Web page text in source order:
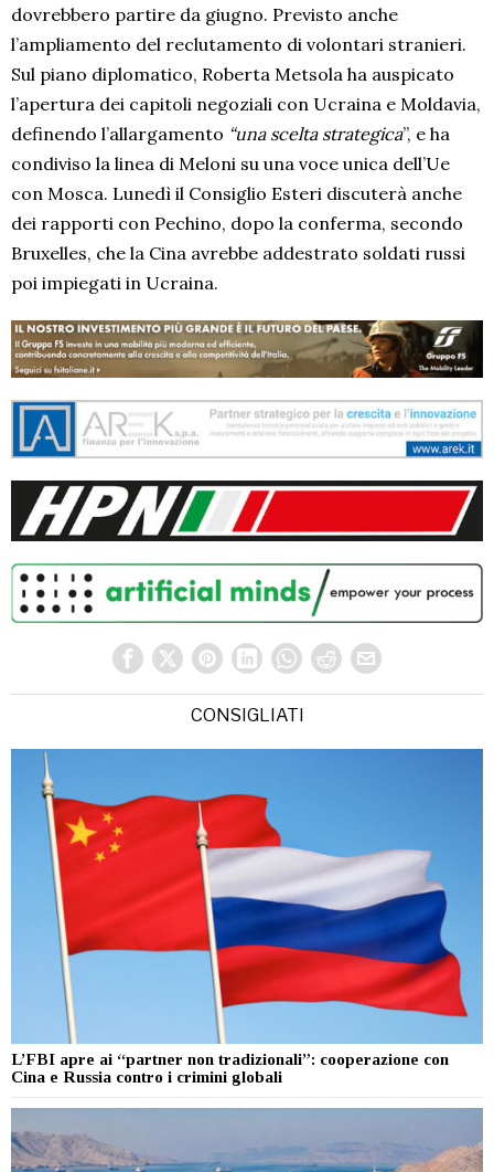
dovrebbero partire da giugno. Previsto anche
l’ampliamento del reclutamento di volontari stranieri.
Sul piano diplomatico, Roberta Metsola ha auspicato
l’apertura dei capitoli negoziali con Ucraina e Moldavia,
definendo l’allargamento “una scelta strategica”, e ha
condiviso la linea di Meloni su una voce unica dell’Ue
con Mosca. Lunedì il Consiglio Esteri discuterà anche
dei rapporti con Pechino, dopo la conferma, secondo
Bruxelles, che la Cina avrebbe addestrato soldati russi
poi impiegati in Ucraina.
CONSIGLIATI
L’FBI apre ai “partner non tradizionali”: cooperazione con
Cina e Russia contro i crimini globali